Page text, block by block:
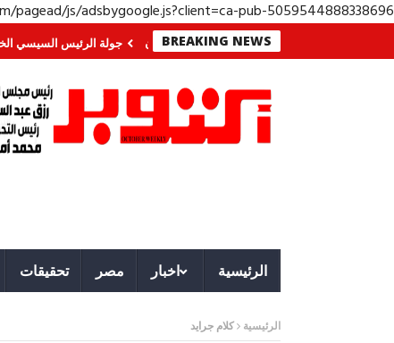
pagead/js/adsbygoogle.js?client=ca-pub-5059544888338696
BREAKING NEWS
الجنوب؟ معركة لا تُرى.. وحراس لا ينامون جولة الرئيس السيسي
الرئيسية اخبار مصر تحقيقات
الرئيسية كلام جرايد